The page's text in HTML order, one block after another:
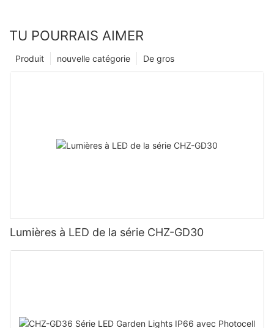
TU POURRAIS AIMER
De gros
nouvelle catégorie
Produit
Lumières à LED de la série CHZ-GD30